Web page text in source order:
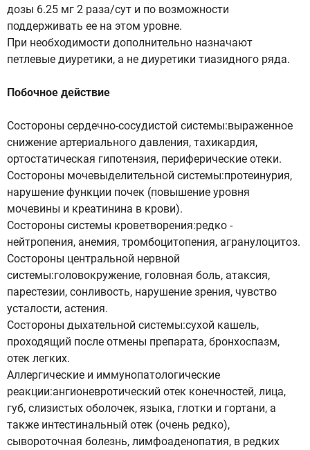
дозы 6.25 мг 2 раза/сут и по возможности
поддерживать ее на этом уровне.
При необходимости дополнительно назначают
петлевые диуретики, а не диуретики тиазидного ряда.
Побочное действие
Состороны сердечно-сосудистой системы:выраженное
снижение артериального давления, тахикардия,
ортостатическая гипотензия, периферические отеки.
Состороны мочевыделительной системы:протеинурия,
нарушение функции почек (повышение уровня
мочевины и креатинина в крови).
Состороны системы кроветворения:редко -
нейтропения, анемия, тромбоцитопения, агранулоцитоз.
Состороны центральной нервной
системы:головокружение, головная боль, атаксия,
парестезии, сонливость, нарушение зрения, чувство
усталости, астения.
Состороны дыхательной системы:сухой кашель,
проходящий после отмены препарата, бронхоспазм,
отек легких.
Аллергические и иммунопатологические
реакции:ангионевротический отек конечностей, лица,
губ, слизистых оболочек, языка, глотки и гортани, а
также интестинальный отек (очень редко),
сывороточная болезнь, лимфоаденопатия, в редких